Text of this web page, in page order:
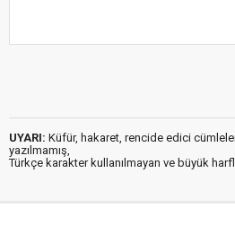
UYARI: Küfür, hakaret, rencide edici
yazılmamış,
Türkçe karakter kullanılmayan ve büyük